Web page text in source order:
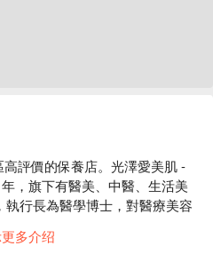
評價的保養店。光澤愛美肌 -
，旗下有醫美、中醫、生活美
行長為醫學博士，對醫療美容
學的背景，堅持給顧客提供各
多介绍